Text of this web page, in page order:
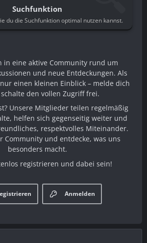
Suchfunktion
du die Suchfunktion optimal nutzen kannst.
in eine aktive Community rund um
und neue Entdeckungen. Als
einen kleinen Einblick – melde dich
den vollen Zugriff frei.
Unsere Mitglieder teilen regelmäßig
helfen sich gegenseitig weiter und
respektvolles Miteinander.
Community und entdecke, was uns
besonders macht.
registrieren und dabei sein!
Anmelden